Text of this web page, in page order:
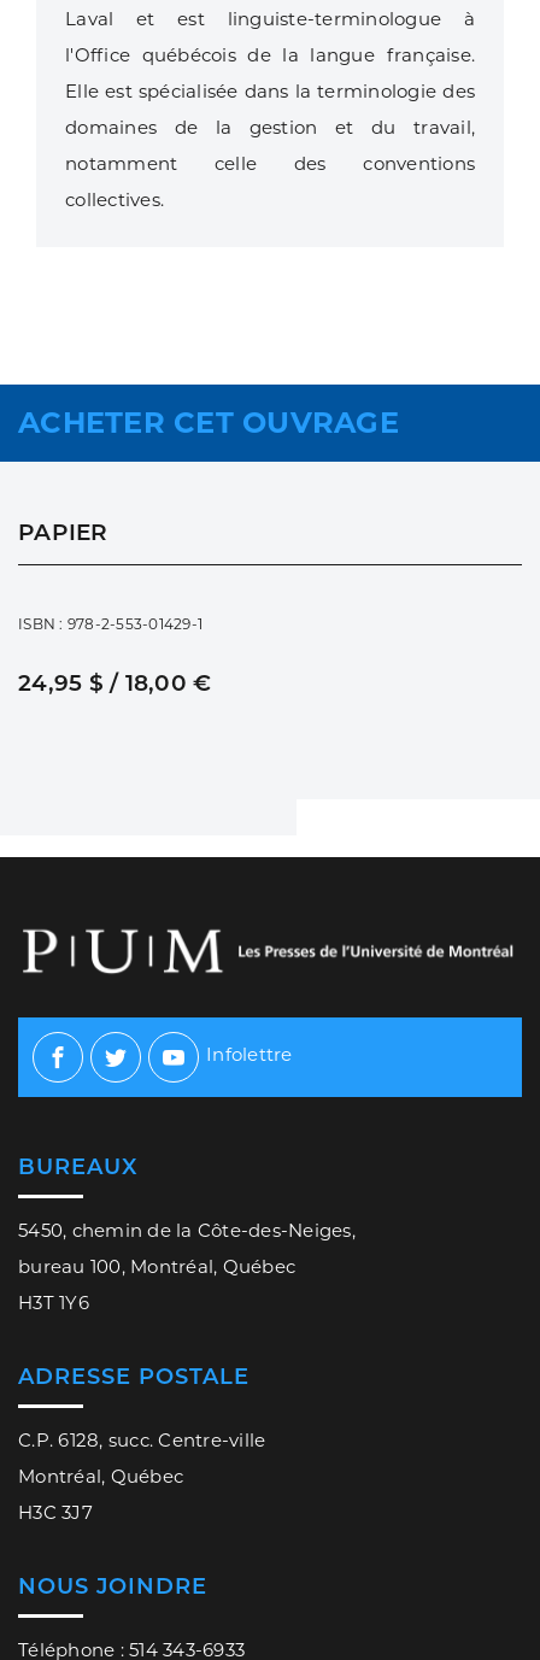
Laval et est linguiste-terminologue à
l'Office québécois de la langue française.
Elle est spécialisée dans la terminologie des
domaines de la gestion et du travail,
notamment celle des conventions
collectives.
ACHETER CET OUVRAGE
PAPIER
ISBN : 978-2-553-01429-1
24,95 $ / 18,00 €
Facebook
TwitterYoutube
Infolettre
BUREAUX
5450, chemin de la Côte-des-Neiges,
bureau 100, Montréal, Québec
H3T 1Y6
ADRESSE POSTALE
C.P. 6128, succ. Centre-ville
Montréal, Québec
H3C 3J7
NOUS JOINDRE
Téléphone : 514 343-6933